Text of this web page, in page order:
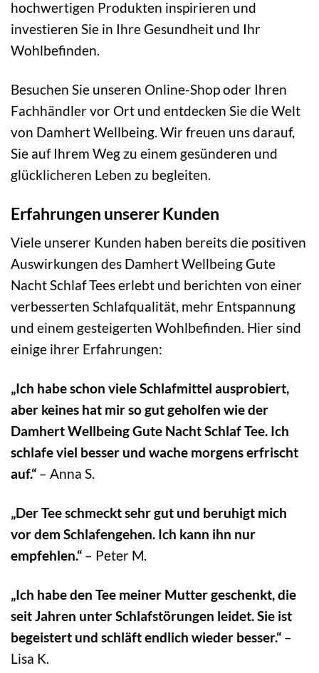
hochwertigen Produkten inspirieren und
investieren Sie in Ihre Gesundheit und Ihr
Wohlbefinden.
Besuchen Sie unseren Online-Shop oder Ihren
Fachhändler vor Ort und entdecken Sie die Welt
von Damhert Wellbeing. Wir freuen uns darauf,
Sie auf Ihrem Weg zu einem gesünderen und
glücklicheren Leben zu begleiten.
Erfahrungen unserer Kunden
Viele unserer Kunden haben bereits die positiven
Auswirkungen des Damhert Wellbeing Gute
Nacht Schlaf Tees erlebt und berichten von einer
verbesserten Schlafqualität, mehr Entspannung
und einem gesteigerten Wohlbefinden. Hier sind
einige ihrer Erfahrungen:
„Ich habe schon viele Schlafmittel ausprobiert,
aber keines hat mir so gut geholfen wie der
Damhert Wellbeing Gute Nacht Schlaf Tee. Ich
schlafe viel besser und wache morgens erfrischt
auf.“ – Anna S.
„Der Tee schmeckt sehr gut und beruhigt mich
vor dem Schlafengehen. Ich kann ihn nur
empfehlen.“ – Peter M.
„Ich habe den Tee meiner Mutter geschenkt, die
seit Jahren unter Schlafstörungen leidet. Sie ist
begeistert und schläft endlich wieder besser.“ –
Lisa K.